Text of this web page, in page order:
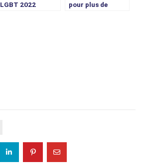
LGBT 2022
pour plus de